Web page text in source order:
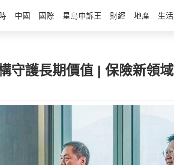
中國 國際 星島申訴王 財經 地產 生活
守護長期價值 | 保險新領域